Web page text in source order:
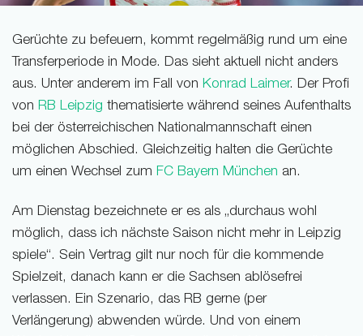
Gerüchte zu befeuern, kommt regelmäßig rund um eine
Transferperiode in Mode. Das sieht aktuell nicht anders
aus. Unter anderem im Fall von Konrad Laimer. Der Profi
von RB Leipzig thematisierte während seines Aufenthalts
bei der österreichischen Nationalmannschaft einen
möglichen Abschied. Gleichzeitig halten die Gerüchte
um einen Wechsel zum FC Bayern München an.
Am Dienstag bezeichnete er es als „durchaus wohl
möglich, dass ich nächste Saison nicht mehr in Leipzig
spiele“. Sein Vertrag gilt nur noch für die kommende
Spielzeit, danach kann er die Sachsen ablösefrei
verlassen. Ein Szenario, das RB gerne (per
Verlängerung) abwenden würde. Und von einem